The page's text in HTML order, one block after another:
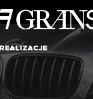
REALIZACJE